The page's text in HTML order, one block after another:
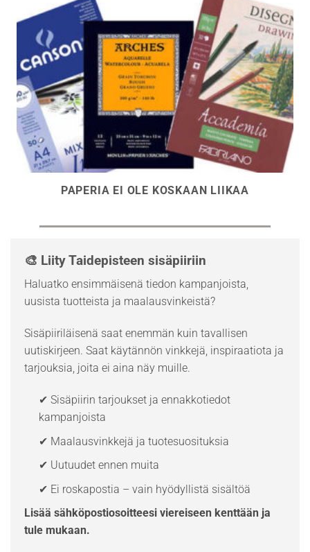
PAPERIA EI OLE KOSKAAN LIIKAA
🎨 Liity Taidepisteen sisäpiiriin
Haluatko ensimmäisenä tiedon kampanjoista,
uusista tuotteista ja maalausvinkeistä?
Sisäpiiriläisenä saat enemmän kuin tavallisen
uutiskirjeen. Saat käytännön vinkkejä, inspiraatiota ja
tarjouksia, joita ei aina näy muille.
✔ Sisäpiirin tarjoukset ja ennakkotiedot
kampanjoista
✔ Maalausvinkkejä ja tuotesuosituksia
✔ Uutuudet ennen muita
✔ Ei roskapostia – vain hyödyllistä sisältöä
Lisää sähköpostiosoitteesi viereiseen kenttään ja
tule mukaan.